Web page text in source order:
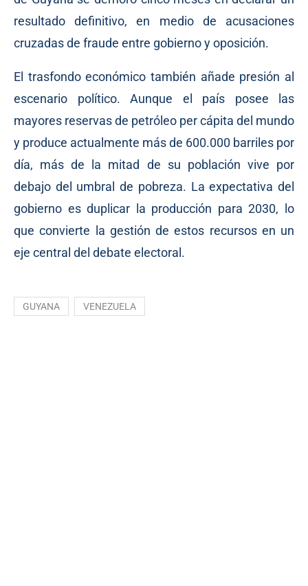
resultado definitivo, en medio de acusaciones
cruzadas de fraude entre gobierno y oposición.
El trasfondo económico también añade presión al
escenario político. Aunque el país posee las
mayores reservas de petróleo per cápita del mundo
y produce actualmente más de 600.000 barriles por
día, más de la mitad de su población vive por
debajo del umbral de pobreza. La expectativa del
gobierno es duplicar la producción para 2030, lo
que convierte la gestión de estos recursos en un
eje central del debate electoral.
GUYANA VENEZUELA